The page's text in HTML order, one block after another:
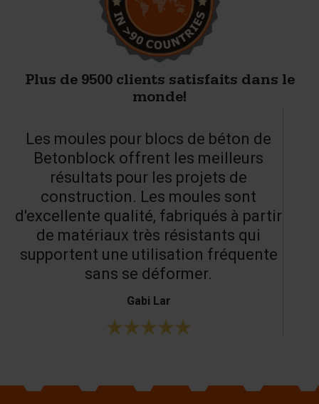
Plus de 9500 clients satisfaits dans le
monde!
Les moules pour blocs de béton de
Betonblock offrent les meilleurs
résultats pour les projets de
construction. Les moules sont
d'excellente qualité, fabriqués à partir
de matériaux très résistants qui
supportent une utilisation fréquente
sans se déformer.
Gabi Lar